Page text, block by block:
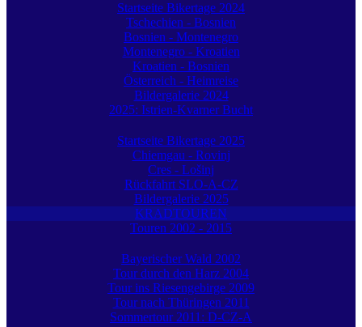
Startseite Bikertage 2024
Tschechien - Bosnien
Bosnien - Montenegro
Montenegro - Kroatien
Kroatien - Bosnien
Österreich - Heimreise
Bildergalerie 2024
2025: Istrien-Kvarner Bucht
Startseite Bikertage 2025
Chiemgau - Rovinj
Cres - Lošinj
Rückfahrt SLO-A-CZ
Bildergalerie 2025
KRADTOUREN
Touren 2002 - 2015
Bayerischer Wald 2002
Tour durch den Harz 2004
Tour ins Riesengebirge 2009
Tour nach Thüringen 2011
Sommertour 2011: D-CZ-A